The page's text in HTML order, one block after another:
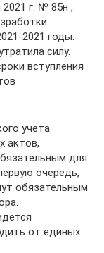
г. № 85н ,
2021 годы.
силу.
вступления
учета
актов,
для
очередь,
обязательным
от единых